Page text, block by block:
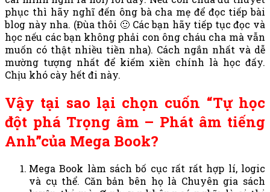
phục thì hãy nghĩ đến ông bà cha mẹ để đọc tiếp bài
blog này nha. (Đùa thôi 🙂 Các bạn hãy tiếp tục đọc và
học nếu các bạn không phải con ông cháu cha mà vẫn
muốn có thật nhiều tiền nha). Cách ngắn nhất và dễ
mường tượng nhất để kiếm xiền chính là học đấy.
Chịu khó cày hết đi này.
Vậy tại sao lại chọn cuốn “Tự học
đột phá Trọng âm – Phát âm tiếng
Anh”của Mega Book?
Mega Book làm sách bố cục rất rất hợp lí, logic
và cụ thể. Căn bản bên họ là Chuyên gia sách